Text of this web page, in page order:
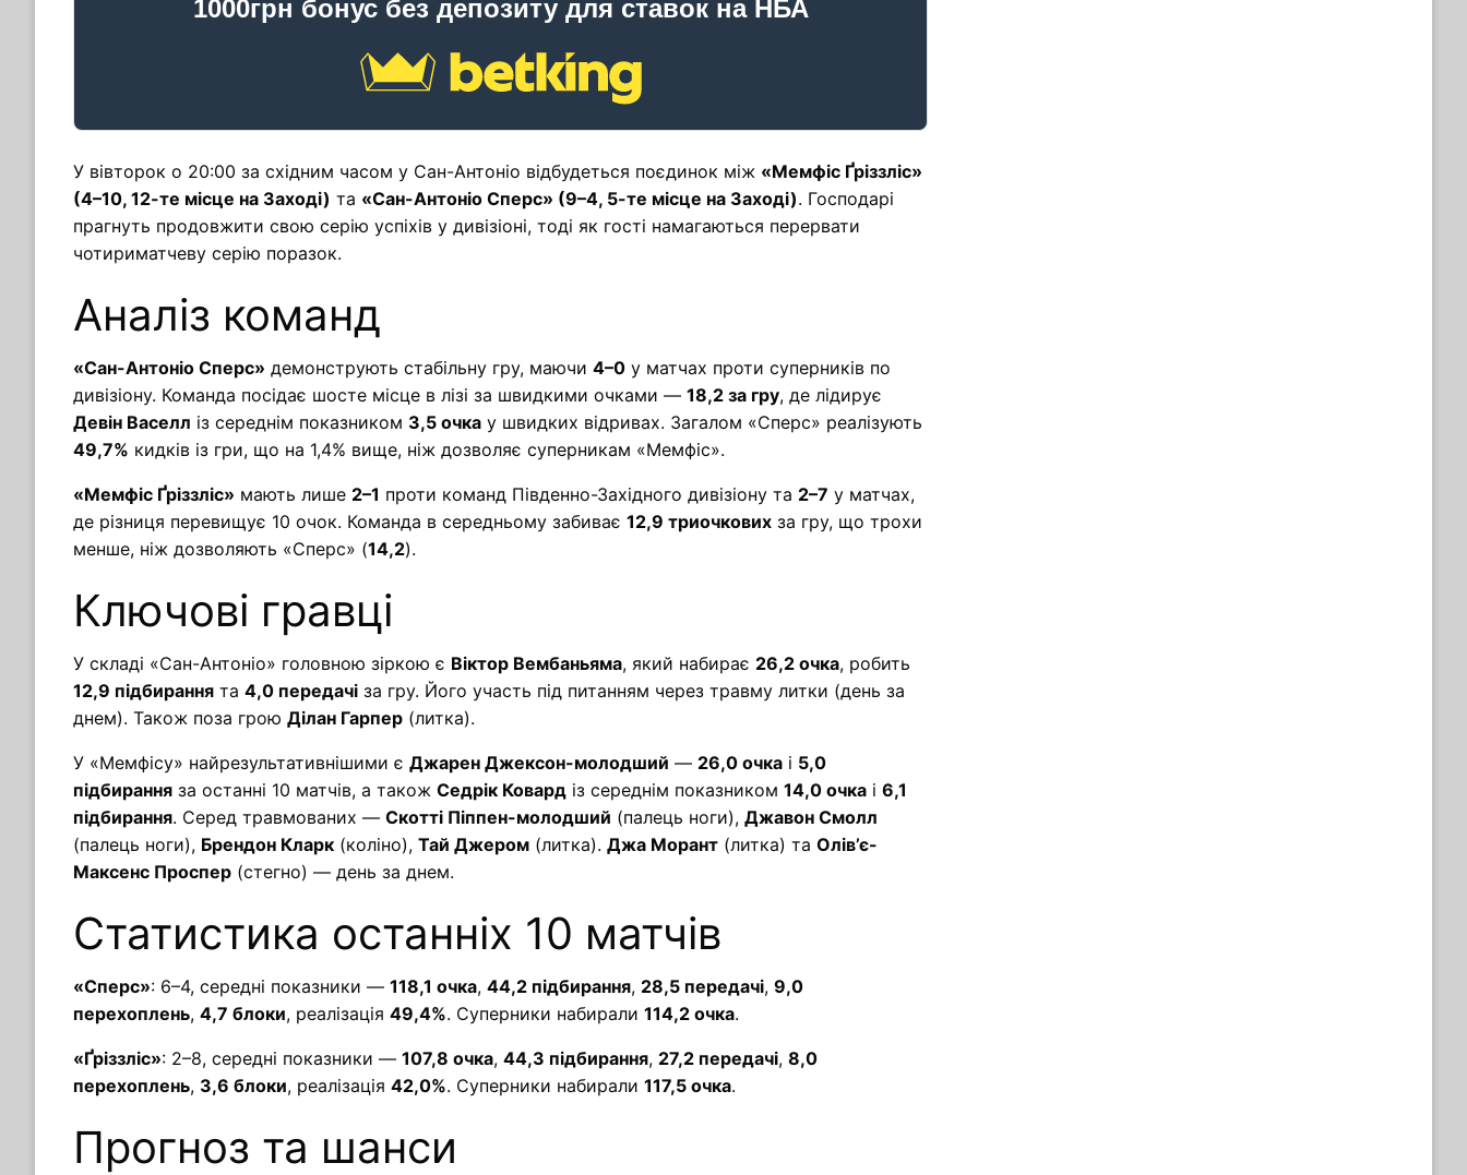
1000грн бонус без депозиту для ставок на НБА
У вівторок о 20:00 за східним часом у Сан-Антоніо відбудеться поєдинок між «Мемфіс Ґріззліс»
(4–10, 12-те місце на Заході) та «Сан-Антоніо Сперс» (9–4, 5-те місце на Заході). Господарі
прагнуть продовжити свою серію успіхів у дивізіоні, тоді як гості намагаються перервати
чотириматчеву серію поразок.
Аналіз команд
«Сан-Антоніо Сперс» демонструють стабільну гру, маючи 4–0 у матчах проти суперників по
дивізіону. Команда посідає шосте місце в лізі за швидкими очками — 18,2 за гру, де лідирує
Девін Васелл із середнім показником 3,5 очка у швидких відривах. Загалом «Сперс» реалізують
49,7% кидків із гри, що на 1,4% вище, ніж дозволяє суперникам «Мемфіс».
«Мемфіс Ґріззліс» мають лише 2–1 проти команд Південно-Західного дивізіону та 2–7 у матчах,
де різниця перевищує 10 очок. Команда в середньому забиває 12,9 триочкових за гру, що трохи
менше, ніж дозволяють «Сперс» (14,2).
Ключові гравці
У складі «Сан-Антоніо» головною зіркою є Віктор Вембаньяма, який набирає 26,2 очка, робить
12,9 підбирання та 4,0 передачі за гру. Його участь під питанням через травму литки (день за
днем). Також поза грою Ділан Гарпер (литка).
У «Мемфісу» найрезультативнішими є Джарен Джексон-молодший — 26,0 очка і 5,0
підбирання за останні 10 матчів, а також Седрік Ковард із середнім показником 14,0 очка і 6,1
підбирання. Серед травмованих — Скотті Піппен-молодший (палець ноги), Джавон Смолл
(палець ноги), Брендон Кларк (коліно), Тай Джером (литка). Джа Морант (литка) та Олів’є-
Максенс Проспер (стегно) — день за днем.
Статистика останніх 10 матчів
«Сперс»: 6–4, середні показники — 118,1 очка, 44,2 підбирання, 28,5 передачі, 9,0
перехоплень, 4,7 блоки, реалізація 49,4%. Суперники набирали 114,2 очка.
«Ґріззліс»: 2–8, середні показники — 107,8 очка, 44,3 підбирання, 27,2 передачі, 8,0
перехоплень, 3,6 блоки, реалізація 42,0%. Суперники набирали 117,5 очка.
Прогноз та шанси